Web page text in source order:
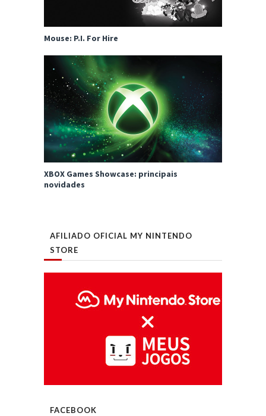
Mouse: P.I. For Hire
XBOX Games Showcase: principais
novidades
AFILIADO OFICIAL MY NINTENDO
STORE
FACEBOOK